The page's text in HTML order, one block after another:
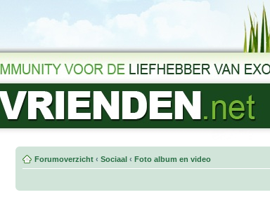
Forumoverzicht ‹ Sociaal ‹ Foto album en video